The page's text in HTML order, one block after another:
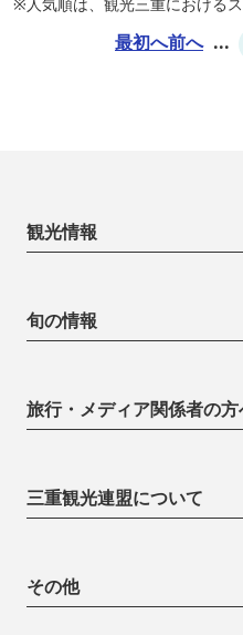
最初へ前へ ...
観光情報
旬の情報
旅行・メディア関係者の方
三重観光連盟について
その他